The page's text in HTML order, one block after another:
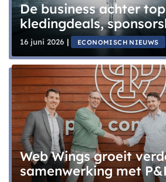
De business achter
kledingdeals,
merkwaarde uitgelegd
16 juni 2026 | ECONOMISCH NIEUWS
Web Wings groeit
samenwerking met